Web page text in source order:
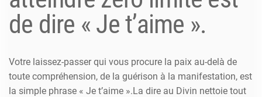
de dire « Je t’aime ».
Votre laissez-passer qui vous procure la paix au-delà de
toute compréhension, de la guérison à la manifestation, est
la simple phrase « Je t’aime ».La dire au Divin nettoie tout